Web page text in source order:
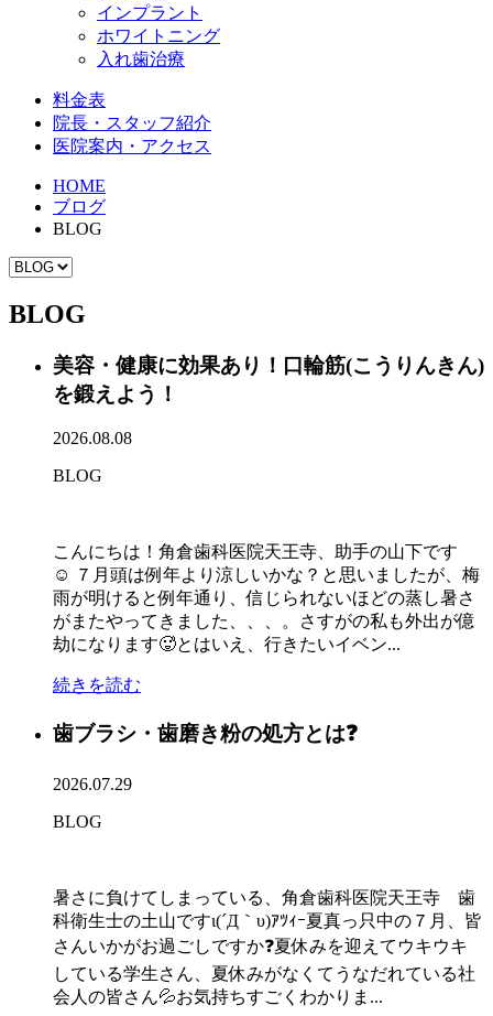
インプラント
ホワイトニング
入れ歯治療
料金表
院長・スタッフ紹介
医院案内・アクセス
HOME
ブログ
BLOG
BLOG
美容・健康に効果あり！口輪筋(こうりんきん)
を鍛えよう！
2026.08.08
BLOG
こんにちは！角倉歯科医院天王寺、助手の山下です
☺ ７月頭は例年より涼しいかな？と思いましたが、梅
雨が明けると例年通り、信じられないほどの蒸し暑さ
がまたやってきました、、、。さすがの私も外出が億
劫になります🥵とはいえ、行きたいイベン...
続きを読む
歯ブラシ・歯磨き粉の処方とは❓
2026.07.29
BLOG
暑さに負けてしまっている、角倉歯科医院天王寺 歯
科衛生士の土山ですι(´Д｀υ)ｱﾂｨｰ夏真っ只中の７月、皆
さんいかがお過ごしですか❓夏休みを迎えてウキウキ
している学生さん、夏休みがなくてうなだれている社
会人の皆さん💦お気持ちすごくわかりま...